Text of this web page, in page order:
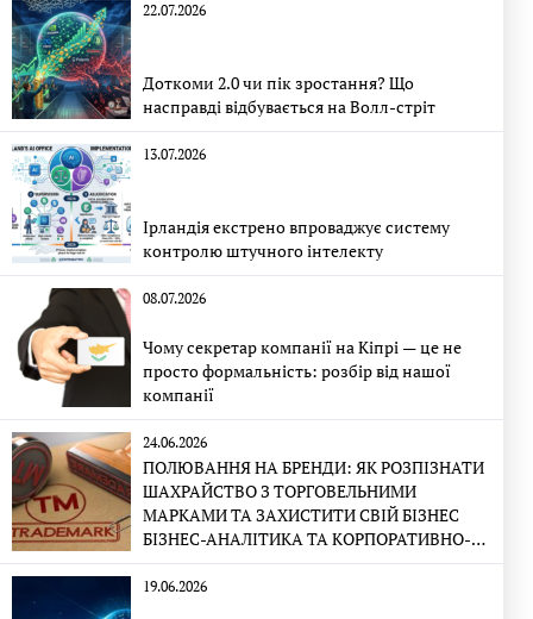
22.07.2026
Доткоми 2.0 чи пік зростання? Що
насправді відбувається на Волл-стріт
13.07.2026
Ірландія екстрено впроваджує систему
контролю штучного інтелекту
08.07.2026
Чому секретар компанії на Кіпрі — це не
просто формальність: розбір від нашої
компанії
24.06.2026
ПОЛЮВАННЯ НА БРЕНДИ: ЯК РОЗПІЗНАТИ
ШАХРАЙСТВО З ТОРГОВЕЛЬНИМИ
МАРКАМИ ТА ЗАХИСТИТИ СВІЙ БІЗНЕС
БІЗНЕС-АНАЛІТИКА ТА КОРПОРАТИВНО-
ПРАВОВА ЕКСПЕРТИЗА
19.06.2026